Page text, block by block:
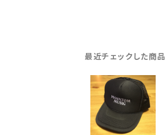
最近チェックした商品